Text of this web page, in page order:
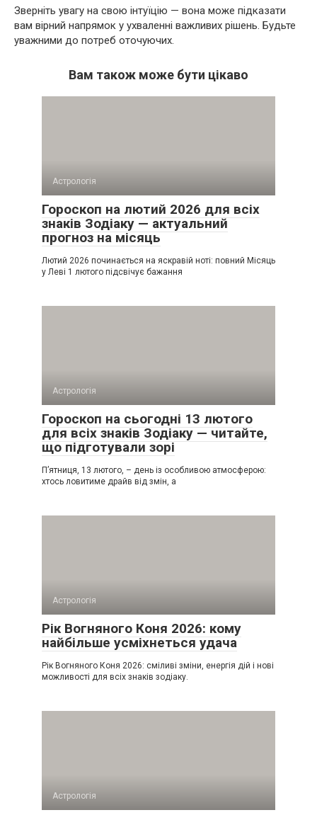
Зверніть увагу на свою інтуїцію — вона може підказати
вам вірний напрямок у ухваленні важливих рішень. Будьте
уважними до потреб оточуючих.
Вам також може бути цікаво
Астрологія
Гороскоп на лютий 2026 для всіх
знаків Зодіаку — актуальний
прогноз на місяць
Лютий 2026 починається на яскравій ноті: повний Місяць
у Леві 1 лютого підсвічує бажання
Астрологія
Гороскоп на сьогодні 13 лютого
для всіх знаків Зодіаку — читайте,
що підготували зорі
П’ятниця, 13 лютого, – день із особливою атмосферою:
хтось ловитиме драйв від змін, а
Астрологія
Рік Вогняного Коня 2026: кому
найбільше усміхнеться удача
Рік Вогняного Коня 2026: сміливі зміни, енергія дій і нові
можливості для всіх знаків зодіаку.
Астрологія